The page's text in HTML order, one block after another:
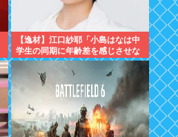
【逸材】江口紗耶「小島はなは中
学生の同期に年齢差を感じさせな
いように気を遣っているが、同期
2人は気づ